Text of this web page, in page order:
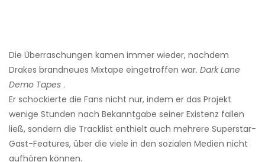
Die Überraschungen kamen immer wieder, nachdem
Drakes brandneues Mixtape eingetroffen war. Dark Lane
Demo Tapes .
Er schockierte die Fans nicht nur, indem er das Projekt
wenige Stunden nach Bekanntgabe seiner Existenz fallen
ließ, sondern die Tracklist enthielt auch mehrere Superstar-
Gast-Features, über die viele in den sozialen Medien nicht
aufhören können.